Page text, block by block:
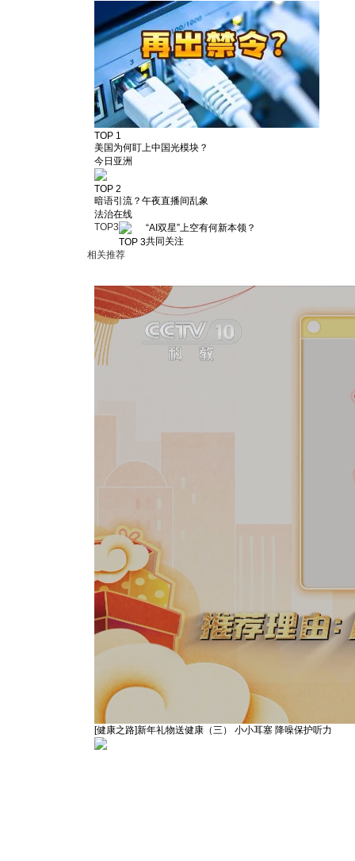
TOP 1
美国为何盯上中国光模块？
今日亚洲
TOP 2
暗语引流？午夜直播间乱象
法治在线
TOP3
TOP 3
“AI双星”上空有何新本领？
共同关注
相关推荐
[健康之路]新年礼物送健康（三） 小小耳塞 降噪保护听力